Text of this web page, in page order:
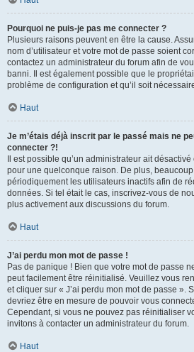
Pourquoi ne puis-je pas me connecter ?
Plusieurs raisons peuvent en être la cause.
nom d’utilisateur et votre mot de passe soient
contactez un administrateur du forum afin de
banni. Il est également possible que le
problème de configuration et qu’il soit
Haut
Je m’étais déjà inscrit par le passé mais ne
connecter ?!
Il est possible qu’un administrateur ait
pour une quelconque raison. De plus,
périodiquement les utilisateurs inactifs afin de
données. Si tel était le cas, inscrivez-vous de
plus activement aux discussions du forum.
Haut
J’ai perdu mon mot de passe !
Pas de panique ! Bien que votre mot de passe
peut facilement être réinitialisé. Veuillez vous
et cliquer sur « J’ai perdu mon mot de passe ».
devriez être en mesure de pouvoir vous
Cependant, si vous ne pouvez pas réinitialiser
invitons à contacter un administrateur du forum.
Haut